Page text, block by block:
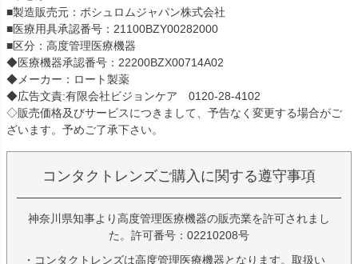
■製造販売元：ボシュロムジャパン株式会社
■医療用具承認番号：21100BZY00282000
■区分：高度管理医療機器
◆医療機器承認番号：22200BZX00714A02
◆メーカー：ロート製薬
◆広告文責:有限会社ビジョンケア 0120-28-4102
◇販売価格及びサービスにつきまして、予告なく変更する場合がご
ざいます。予めご了承下さい。
コンタクトレンズご購入に関する遵守事項
神奈川県知事より高度管理医療機器の販売業を許可されまし
た。許可番号：02210208号
・コンタクトレンズは高度管理医療機器となります。取扱い